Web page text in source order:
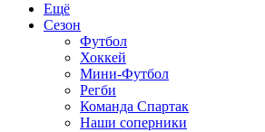
Ещё
Сезон
Футбол
Хоккей
Мини-Футбол
Регби
Команда Спартак
Наши соперники